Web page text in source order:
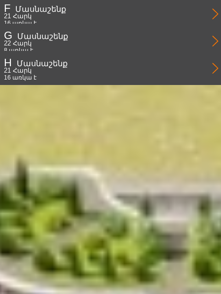
F Մասնաշենք
21 Հարկ
16 առկա է
G Մասնաշենք
22 Հարկ
8 առկա է
H Մասնաշենք
21 Հարկ
16 առկա է